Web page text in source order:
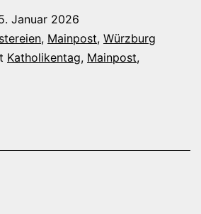
Januar 2026
, Mainpost, Würzburg
Katholikentag, Mainpost,